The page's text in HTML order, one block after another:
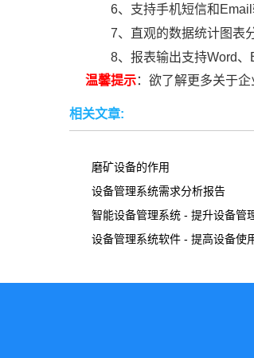
6、支持手机短信和
7、直观的数据统计图表
8、报表输出支持Word
温馨提示：欲了解更多关于
相关文章:
磨矿设备的作用
设备管理系统需求分析报告
智能设备管理系统 - 提升设备管
设备管理系统软件 - 提高设备使